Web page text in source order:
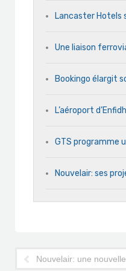
Lancaster Hotels
Une liaison
Bookingo élargit
L’aéroport
GTS programme
Nouvelair: ses
Nouvelair: une